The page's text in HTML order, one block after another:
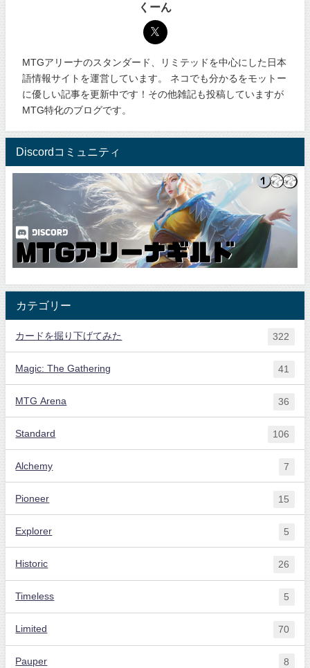
くーん
MTGアリーナのスタンダード、リミテッドを中心にした日本
語情報サイトを運営しています。 ネコでも分かるをモットー
に優しい記事を更新中です！その他雑記も投稿していますが
MTG特化のブログです。
Discordコミュニティ
カテゴリー
カードを掘り下げてみた 322
Magic: The Gathering 41
MTG Arena 36
Standard 106
Alchemy 7
Pioneer 15
Explorer 5
Historic 26
Timeless 5
Limited 70
Pauper 8